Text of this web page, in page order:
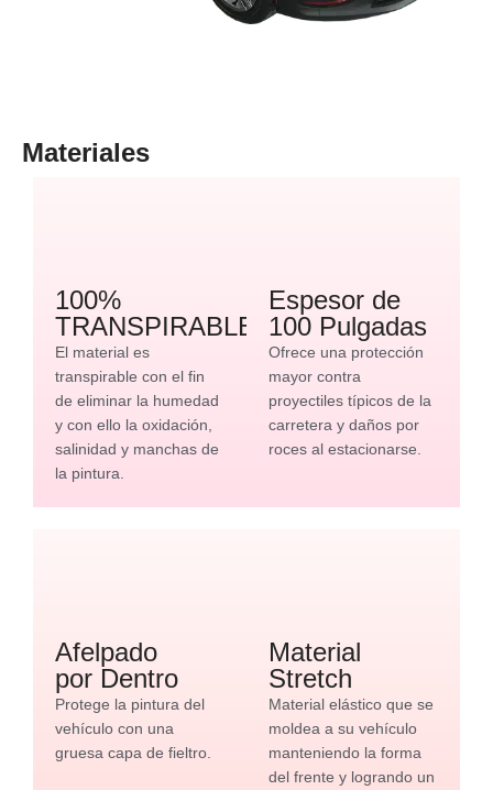
Materiales
100%
TRANSPIRABLE
El material es
transpirable con el fin
de eliminar la humedad
y con ello la oxidación,
salinidad y manchas de
la pintura.
Espesor de
100 Pulgadas
Ofrece una protección
mayor contra
proyectiles típicos de la
carretera y daños por
roces al estacionarse.
Afelpado
por Dentro
Protege la pintura del
vehículo con una
gruesa capa de fieltro.
Material
Stretch
Material elástico que se
moldea a su vehículo
manteniendo la forma
del frente y logrando un